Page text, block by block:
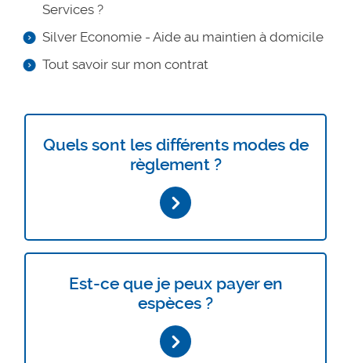
Services ?
Silver Economie - Aide au maintien à domicile
Tout savoir sur mon contrat
Quels sont les différents modes de
règlement ?
Est-ce que je peux payer en
espèces ?